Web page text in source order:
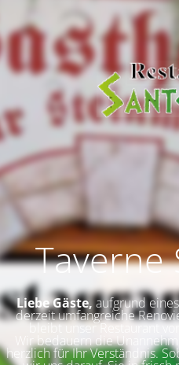
Taverne
Liebe Gäste,aufgrund eines
derzeit umfangreiche
bleibt unser Restaurant
Wir bedauern die
herzlich für Ihr Verständnis.